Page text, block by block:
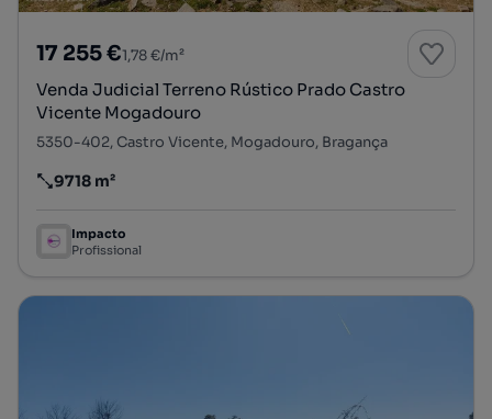
17 255 €1,78 €/m²
Venda Judicial Terreno Rústico Prado Castro
Vicente Mogadouro
5350-402, Castro Vicente, Mogadouro, Bragança
Preço por metro quadrado
9718 m²
Impacto
Profissional